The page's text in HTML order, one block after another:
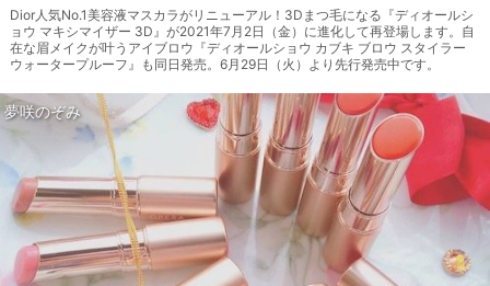
Dior人気No.1美容液マスカラがリニューアル！3Dまつ毛になる『ディオールシ
ョウ マキシマイザー 3D』が2021年7月2日（金）に進化して再登場します。自
在な眉メイクが叶うアイブロウ『ディオールショウ カブキ ブロウ スタイラー
ウォータープルーフ』も同日発売。6月29日（火）より先行発売中です。
夢咲のぞみ